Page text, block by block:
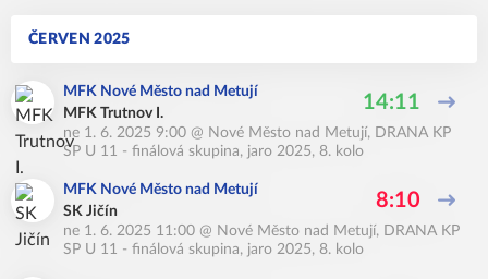
ČERVEN 2025
MFK Nové Město nad Metují
MFK Trutnov I.
14:11
ne 1. 6. 2025 9:00 @ Nové Město nad Metují, DRANA KP
SP U 11 - finálová skupina, jaro 2025, 8. kolo
MFK Nové Město nad Metují
SK Jičín
8:10
ne 1. 6. 2025 11:00 @ Nové Město nad Metují, DRANA KP
SP U 11 - finálová skupina, jaro 2025, 8. kolo